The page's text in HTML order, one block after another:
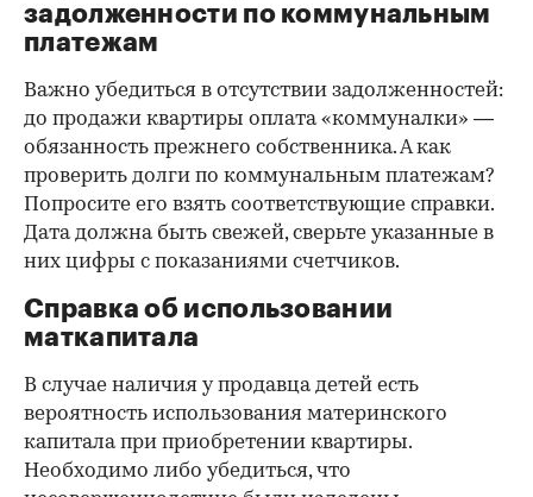
задолженности по коммунальным
платежам
Важно убедиться в отсутствии задолженностей:
до продажи квартиры оплата «коммуналки» —
обязанность прежнего собственника. А как
проверить долги по коммунальным платежам?
Попросите его взять соответствующие справки.
Дата должна быть свежей, сверьте указанные в
них цифры с показаниями счетчиков.
Справка об использовании
маткапитала
В случае наличия у продавца детей есть
вероятность использования материнского
капитала при приобретении квартиры.
Необходимо либо убедиться, что